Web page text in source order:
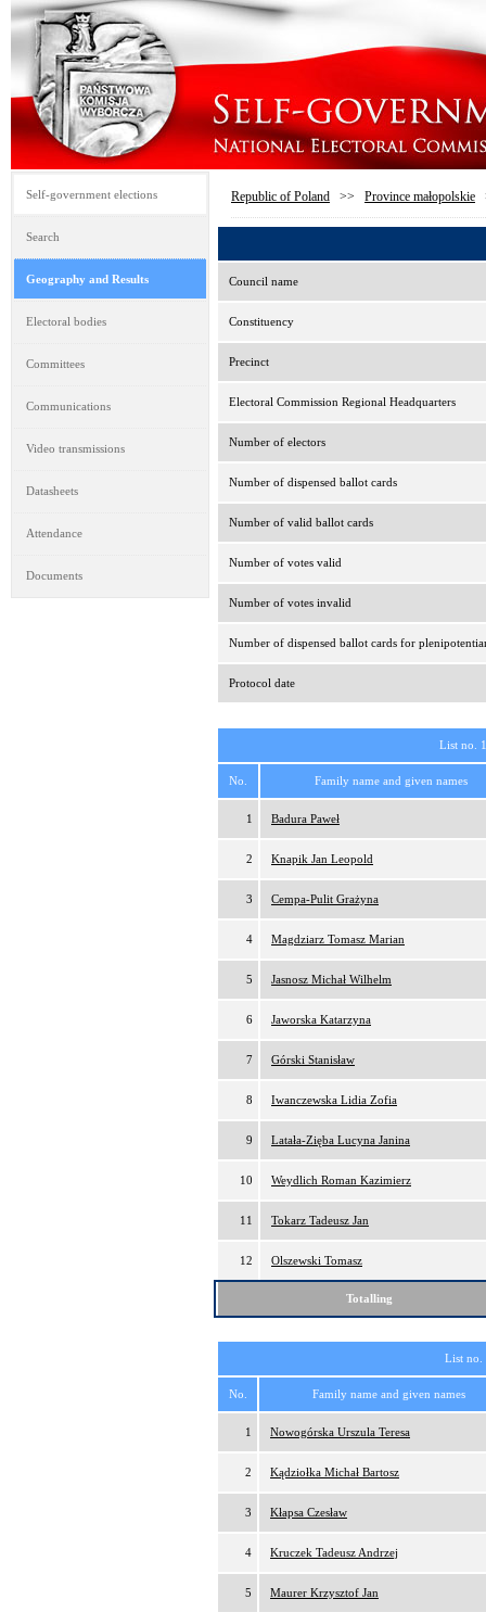
Self-government elections
Search
Geography and Results
Electoral bodies
Committees
Communications
Video transmissions
Datasheets
Attendance
Documents
Republic of Poland >> Province małopolskie
Council name
Constituency
Precinct
Electoral Commission Regional Headquarters
Number of electors
Number of dispensed ballot cards
Number of valid ballot cards
Number of votes valid
Number of votes invalid
Number of dispensed ballot cards for
Protocol date
List no.
No. Family name and given names
1 Badura Paweł
2 Knapik Jan Leopold
3 Cempa-Pulit Grażyna
4 Magdziarz Tomasz Marian
5 Jasnosz Michał Wilhelm
6 Jaworska Katarzyna
7 Górski Stanisław
8 Iwanczewska Lidia Zofia
9 Latała-Zięba Lucyna Janina
10 Weydlich Roman Kazimierz
11 Tokarz Tadeusz Jan
12 Olszewski Tomasz
Totalling
List
No. Family name and given names
1 Nowogórska Urszula Teresa
2 Kądziołka Michał Bartosz
3 Kłapsa Czesław
4 Kruczek Tadeusz Andrzej
5 Maurer Krzysztof Jan